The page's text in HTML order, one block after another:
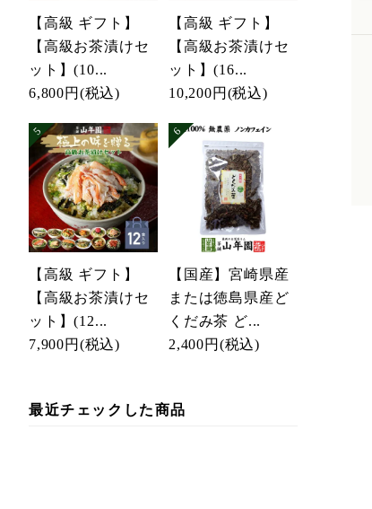
【高級 ギフト】
【高級お茶漬けセ
ット】(10...
6,800円 (税込)
【高級 ギフト】
【高級お茶漬けセ
ット】(16...
10,200円 (税込)
【高級 ギフト】
【高級お茶漬けセ
ット】(12...
7,900円 (税込)
【国産】宮崎県産
または徳島県産ど
くだみ茶 ど...
2,400円 (税込)
最近チェックした商品